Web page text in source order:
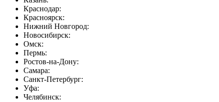
Краснодар:
Красноярск:
Нижний Новгород:
Новосибирск:
Омск:
Пермь:
Ростов-на-Дону:
Самара:
Санкт-Петербург:
Уфа:
Челябинск: